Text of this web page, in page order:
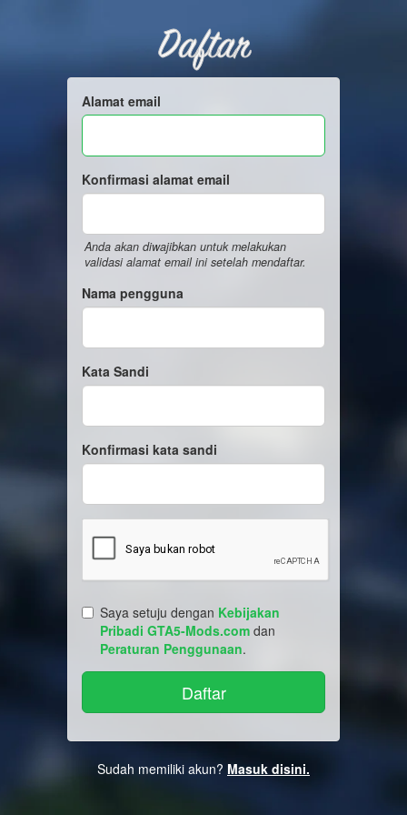
Daftar
Alamat email
Konfirmasi alamat email
Anda akan diwajibkan untuk melakukan
validasi alamat email ini setelah mendaftar.
Nama pengguna
Kata Sandi
Konfirmasi kata sandi
Saya setuju dengan Kebijakan
Pribadi GTA5-Mods.com dan
Peraturan Penggunaan.
Sudah memiliki akun? Masuk disini.